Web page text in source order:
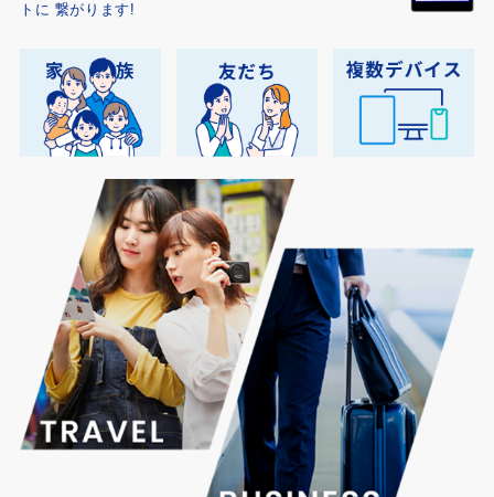
トに 繋がります!